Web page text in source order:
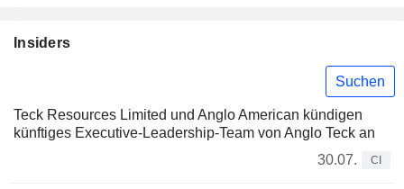
Insiders
Suchen
Teck Resources Limited und Anglo American kündigen
künftiges Executive-Leadership-Team von Anglo Teck an
30.07.
CI